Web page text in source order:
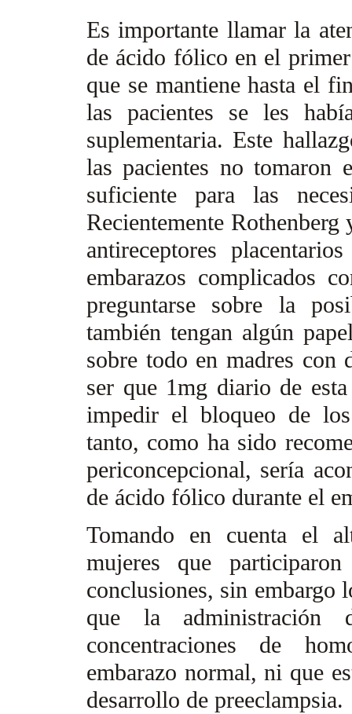
Es importante llamar la
de ácido fólico en el
que se mantiene hasta el
las pacientes se les
suplementaria. Este
las pacientes no tomaron
suficiente para las
Recientemente
antireceptores
embarazos complicados
preguntarse sobre la
también tengan algún
sobre todo en madres con
ser que 1mg diario de
impedir el bloqueo de
tanto, como ha sido
periconcepcional, sería
de ácido fólico durante el
Tomando en cuenta el
mujeres que
conclusiones, sin embargo
que la
concentraciones de
embarazo normal, ni que
desarrollo de preeclampsia.